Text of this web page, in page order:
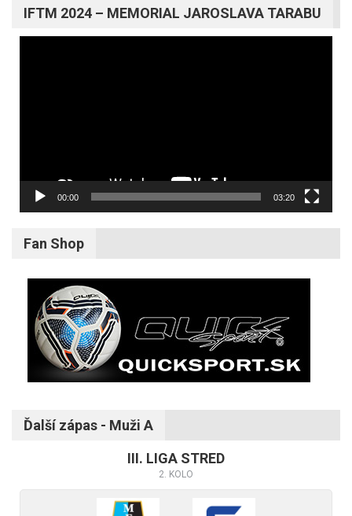
IFTM 2024 – MEMORIAL JAROSLAVA TARABU
00:00 03:20
Fan Shop
Ďalší zápas - Muži A
III. LIGA STRED
2. KOLO